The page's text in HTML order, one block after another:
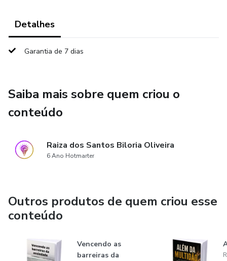
relacionamento muito forte e saudável consigo mesmo.
Este livro ensina as principais técnicas e gatilhos de
Detalhes
Garantia de 7 dias
Saiba mais sobre quem criou o
conteúdo
Raiza dos Santos Biloria Oliveira
6 Ano Hotmarter
Outros produtos de quem criou esse
conteúdo
Vencendo as
barreiras da